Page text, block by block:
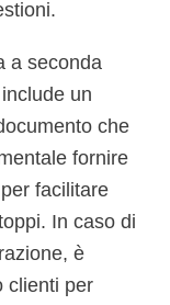
a seconda
un
che
fornire
facilitare
In caso di
è
clienti per